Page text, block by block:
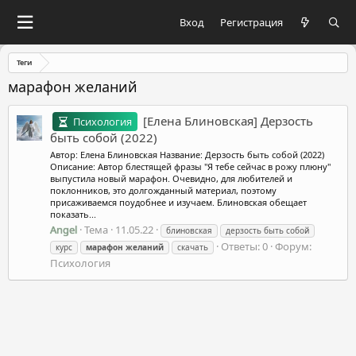
Вход Регистрация
Теги
марафон желаний
Психология
[Елена Блиновская] Дерзость
быть собой (2022)
Автор: Елена Блиновская Название: Дерзость быть собой (2022)
Описание: Автор блестящей фразы "Я тебе сейчас в рожу плюну"
выпустила новый марафон. Очевидно, для любителей и
поклонников, это долгожданный материал, поэтому
присаживаемся поудобнее и изучаем. Блиновская обещает
показать...
Angel Тема 11.05.22 блиновская
дерзость быть собой
курс
марафон желаний скачать Ответы: 0 Форум:
Психология